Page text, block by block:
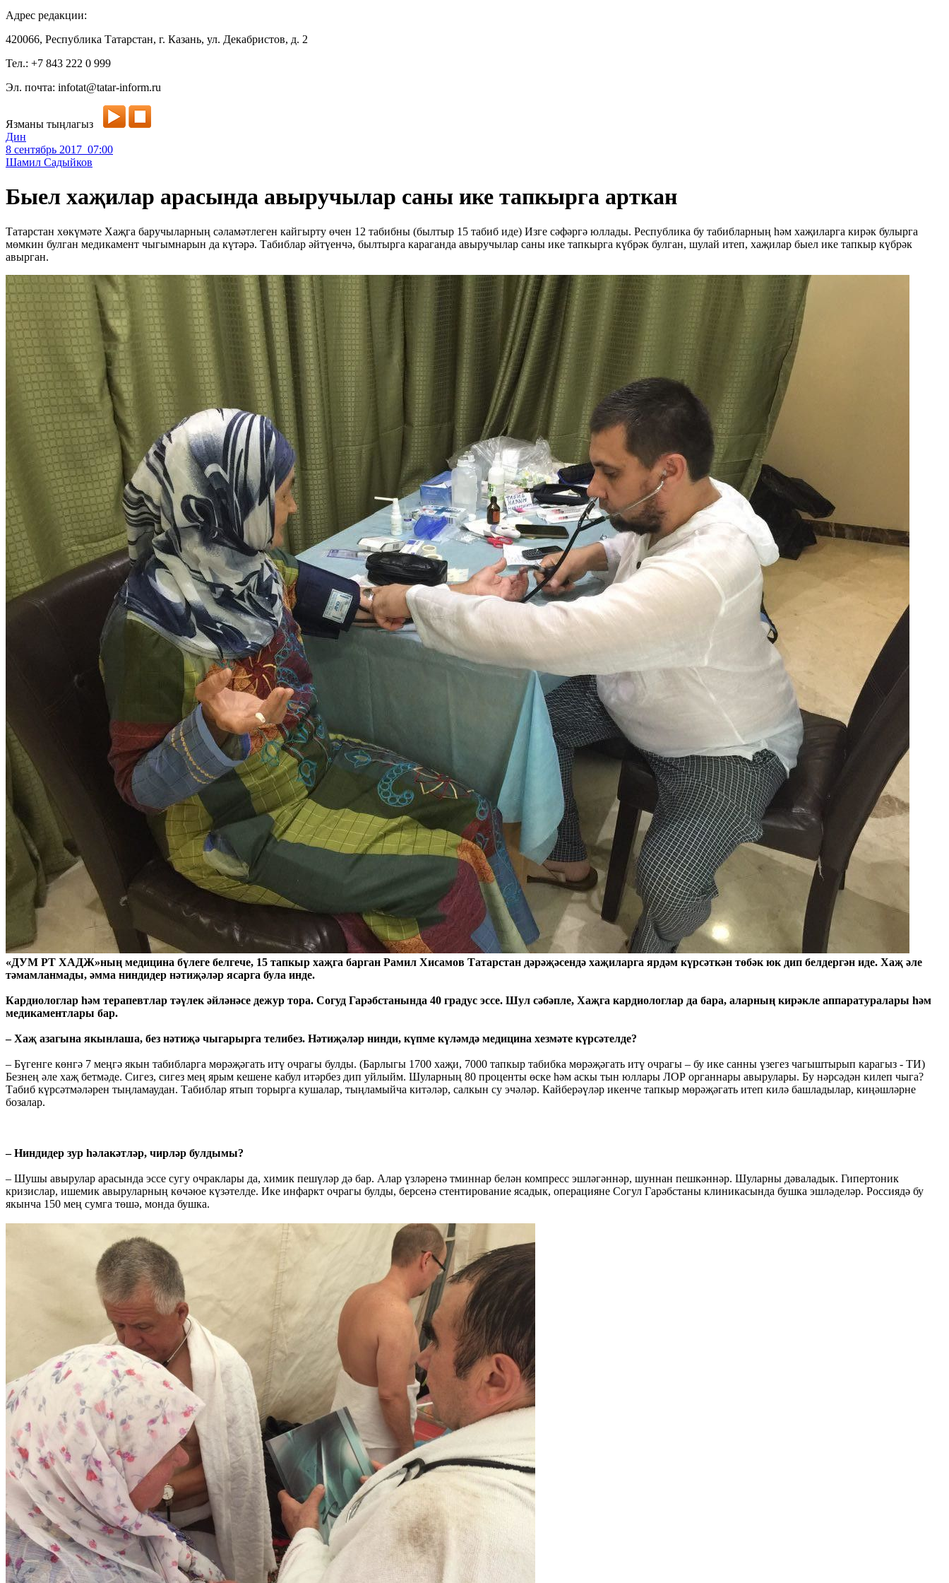
Адрес редакции:
420066, Республика Татарстан, г. Казань, ул. Декабристов, д. 2
Тел.: +7 843 222 0 999
Эл. почта: infotat@tatar-inform.ru
Язманы тыңлагыз
Дин
8 сентябрь 2017 07:00
Шамил Садыйков
Быел хаҗилар арасында авыручылар саны ике тапкырга арткан
Татарстан хөкүмәте Хаҗга баручыларның сәламәтлеген кайгырту өчен 12 табибны (былтыр 15 табиб иде) Изге сәфәргә юллады. Республика бу табибларның һәм хаҗиларга кирәк булырга
мөмкин булган медикамент чыгымнарын да күтәрә. Табиблар әйтүенчә, былтырга караганда авыручылар саны ике тапкырга күбрәк булган, шулай итеп, хаҗилар быел ике тапкыр күбрәк
авырган.
«ДУМ РТ ХАДЖ»ның медицина бүлеге белгече, 15 тапкыр хаҗга барган Рамил Хисамов Татарстан дәрәҗәсендә хаҗиларга ярдәм күрсәткән төбәк юк дип белдергән иде. Хаҗ әле
тәмамланмады, әмма ниндидер нәтиҗәләр ясарга була инде.
Кардиологлар һәм терапевтлар тәүлек әйләнәсе дежур тора. Согуд Гарәбстанында 40 градус эссе. Шул сәбәпле, Хаҗга кардиологлар да бара, аларның кирәкле аппаратуралары һәм
медикаментлары бар.
– Хаҗ азагына якынлаша, без нәтиҗә чыгарырга телибез. Нәтиҗәләр нинди, күпме күләмдә медицина хезмәте күрсәтелде?
– Бүгенге көнгә 7 меңгә якын табибларга мөрәҗәгать итү очрагы булды. (Барлыгы 1700 хаҗи, 7000 тапкыр табибка мөрәҗәгать итү очрагы – бу ике санны үзегез чагыштырып карагыз - ТИ)
Безнең әле хаҗ бетмәде. Сигез, сигез мең ярым кешене кабул итәрбез дип уйлыйм. Шуларның 80 проценты өске һәм аскы тын юллары ЛОР органнары авырулары. Бу нәрсәдән килеп чыга?
Табиб күрсәтмәләрен тыңламаудан. Табиблар ятып торырга кушалар, тыңламыйча китәләр, салкын су эчәләр. Кайберәүләр икенче тапкыр мөрәҗәгать итеп килә башладылар, киңәшләрне
бозалар.
– Ниндидер зур һәлакәтләр, чирләр булдымы?
– Шушы авырулар арасында эссе сугу очраклары да, химик пешүләр дә бар. Алар үзләренә тминнар белән компресс эшләгәннәр, шуннан пешкәннәр. Шуларны дәваладык. Гипертоник
кризислар, ишемик авыруларның көчәюе күзәтелде. Ике инфаркт очрагы булды, берсенә стентирование ясадык, операцияне Согул Гарәбстаны клиникасында бушка эшләделәр. Россиядә бу
якынча 150 мең сумга төшә, монда бушка.